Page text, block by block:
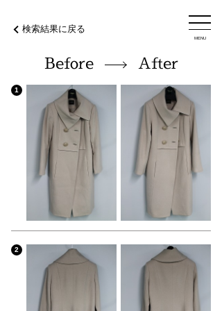
検索結果に戻る
Before After
1
2
MENU